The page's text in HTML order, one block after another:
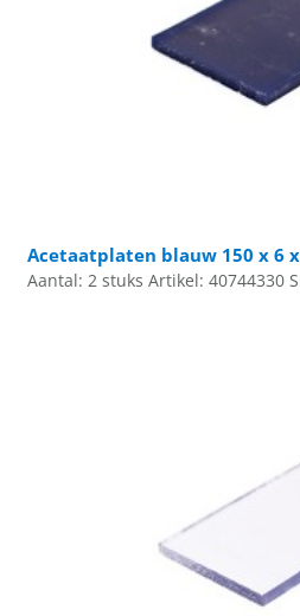
Acetaatplaten blauw 150 x 6
Aantal: 2 stuks Artikel: 40744330